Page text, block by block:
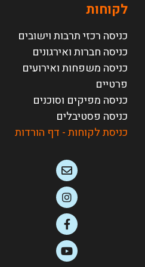
לקוחות
כניסה רכזי תרבות וישובים
כניסה חברות ואירגונים
כניסה משפחות ואירועים
פרטיים
כניסה מפיקים וסוכנים
כניסה פסטיבלים
כניסת לקוחות - דף הורדות